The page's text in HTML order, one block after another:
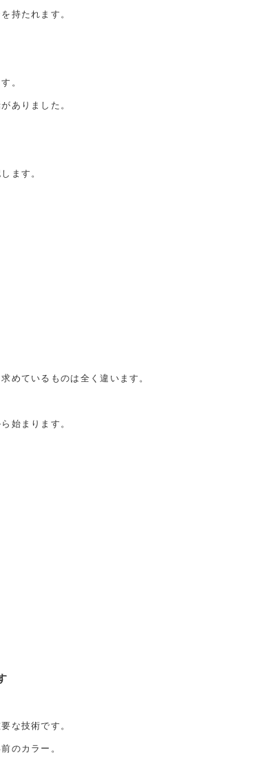
持たれます。
。
ありました。
ます。
めているものは全く違います。
始まります。
な技術です。
のカラー。